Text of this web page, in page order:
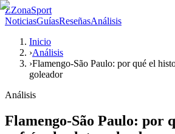
ZZonaSport
NoticiasGuíasReseñasAnálisis
Inicio
›Análisis
›Flamengo-São Paulo: por qué el
goleador
Análisis
Flamengo-São Paulo: por